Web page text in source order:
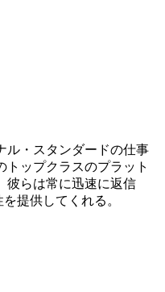
ル・スタンダードの仕事
トップクラスのプラット
彼らは常に迅速に返信
提供してくれる。